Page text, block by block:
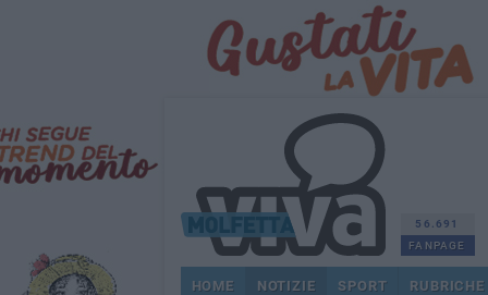
56.691
FANPAGE
HOME NOTIZIE SPORT RUBRICHE